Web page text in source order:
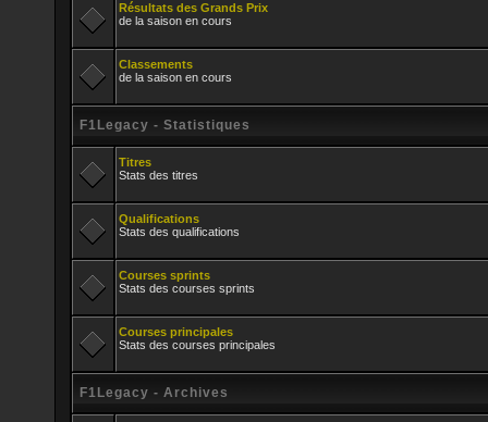
Résultats des Grands Prix
de la saison en cours
Classements
de la saison en cours
F1Legacy - Statistiques
Titres
Stats des titres
Qualifications
Stats des qualifications
Courses sprints
Stats des courses sprints
Courses principales
Stats des courses principales
F1Legacy - Archives